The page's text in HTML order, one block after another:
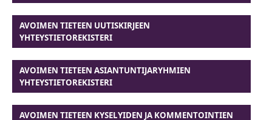
AVOIMEN TIETEEN UUTISKIRJEEN
YHTEYSTIETOREKISTERI
AVOIMEN TIETEEN ASIANTUNTIJARYHMIEN
YHTEYSTIETOREKISTERI
AVOIMEN TIETEEN KYSELYIDEN JA KOMMENTOINTIEN